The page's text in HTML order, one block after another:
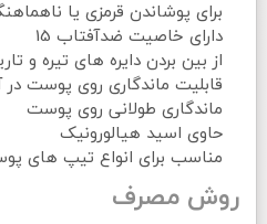
برای پوشاندن قرمزی یا
دارای خاصیت ضدآفتاب 15
از بین بردن دایره های تیره و
قابلیت ماندگاری روی پوست
ماندگاری طولانی روی پوست
حاوی اسید هیالورونیک
مناسب برای انواع تیپ های
روش مصرف